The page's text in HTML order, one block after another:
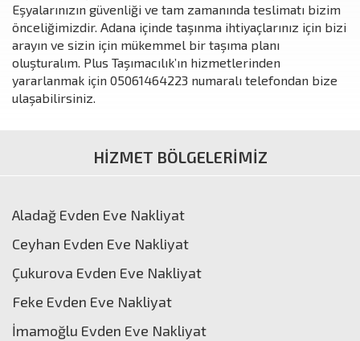
Eşyalarınızın güvenliği ve tam zamanında teslimatı bizim
önceliğimizdir. Adana içinde taşınma ihtiyaçlarınız için bizi
arayın ve sizin için mükemmel bir taşıma planı
oluşturalım. Plus Taşımacılık’ın hizmetlerinden
yararlanmak için 05061464223 numaralı telefondan bize
ulaşabilirsiniz.
HİZMET BÖLGELERİMİZ
Aladağ Evden Eve Nakliyat
Ceyhan Evden Eve Nakliyat
Çukurova Evden Eve Nakliyat
Feke Evden Eve Nakliyat
İmamoğlu Evden Eve Nakliyat